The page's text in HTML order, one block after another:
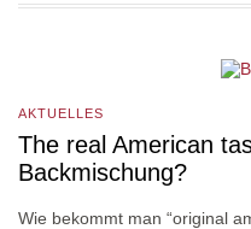
AKTUELLES
The real American
Backmischung?
Wie bekommt man “original